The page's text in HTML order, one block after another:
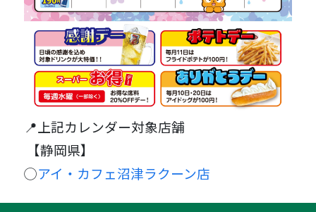
📍上記カレンダー対象店舗
【静岡県】
◯アイ・カフェ沼津ラクーン店